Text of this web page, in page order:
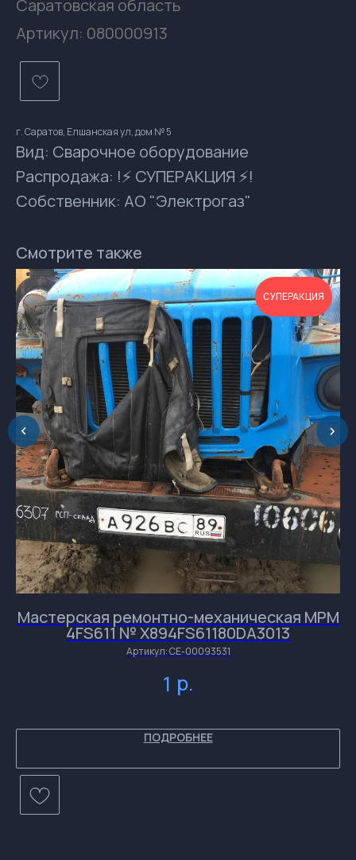
Саратовская область
Артикул: 080000913
г. Саратов, Елшанская ул, дом № 5
Вид: Сварочное оборудование
Распродажа: !⚡ СУПЕРАКЦИЯ ⚡!
Собственник: АО "Электрогаз"
Смотрите также
СУПЕРАКЦИЯ
Мастерская ремонтно-механическая МРМ
4FS611 № X894FS61180DA3013
Артикул:СЕ-00093531
1 р.
ПОДРОБНЕЕ
docs-buy@GSPROM.RU
196084, Россия, Санкт-Петербург, ул.
Ташкентская, дом 3, корп. 3, лит. Б
+7 (812) 655-08-08 доб. 2811
+7 (952) 741-45-45
Обращаем Ваше
внимание на разницу во
времени.